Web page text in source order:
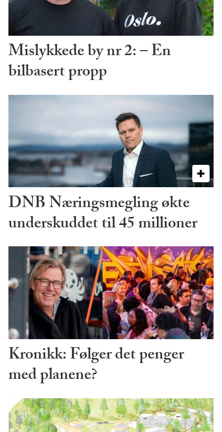
Mislykkede by nr 2: – En
bilbasert propp
DNB Næringsmegling økte
underskuddet til 45 millioner
Kronikk: Følger det penger
med planene?